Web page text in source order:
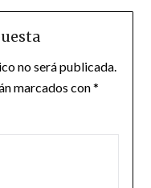
no será publicada.
marcados con*